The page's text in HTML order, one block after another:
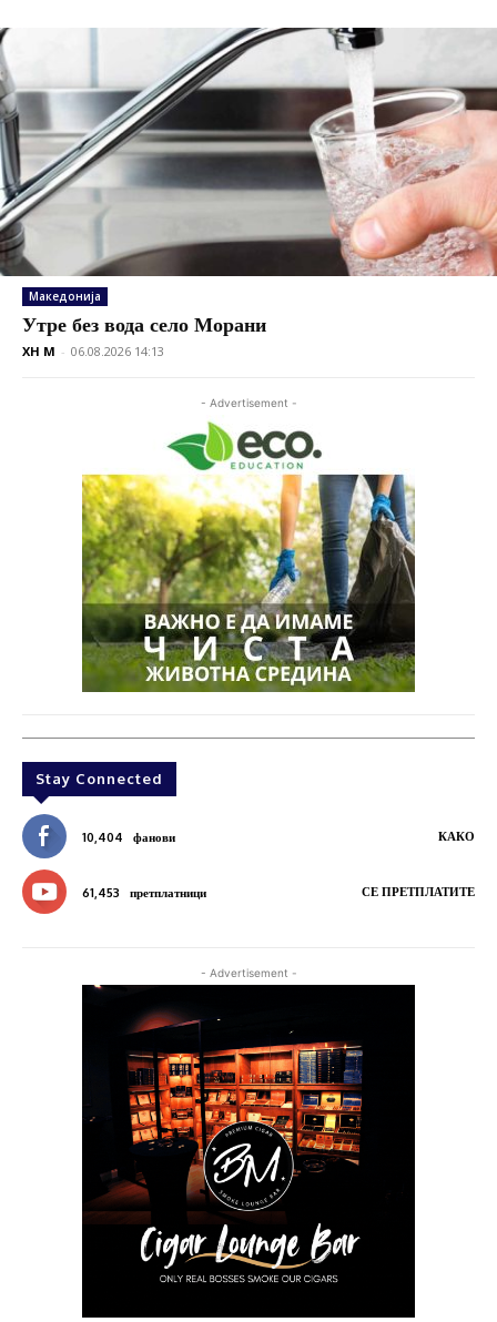
Македонија
Утре без вода село Морани
XH M - 06.08.2026 14:13
- Advertisement -
Stay Connected
10,404 фанови КАКО
61,453 претплатници СЕ ПРЕТПЛАТИТЕ
- Advertisement -